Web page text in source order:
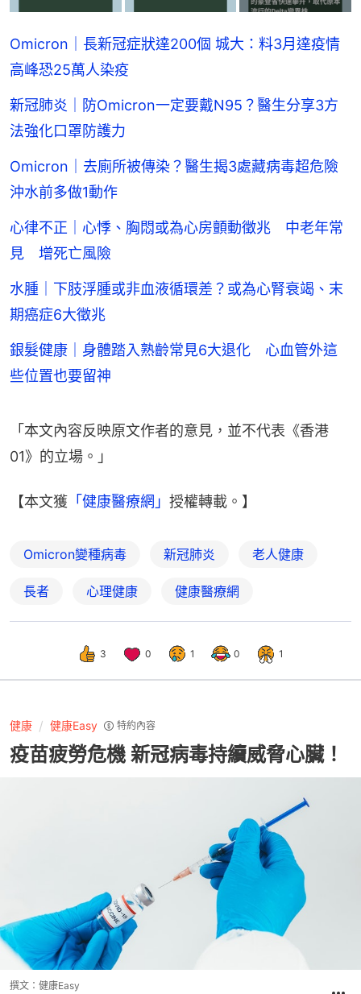
Omicron｜長新冠症狀達200個 城大：料3月達疫情
高峰恐25萬人染疫
新冠肺炎｜防Omicron一定要戴N95？醫生分享3方
法強化口罩防護力
Omicron｜去廁所被傳染？醫生揭3處藏病毒超危險
沖水前多做1動作
心律不正｜心悸、胸悶或為心房顫動徵兆 中老年常
見 增死亡風險
水腫｜下肢浮腫或非血液循環差？或為心腎衰竭、末
期癌症6大徵兆
銀髮健康｜身體踏入熟齡常見6大退化 心血管外這
些位置也要留神
「本文內容反映原文作者的意見，並不代表《香港
01》的立場。」
【本文獲 「健康醫療網」 授權轉載。】
Omicron變種病毒 新冠肺炎 老人健康
長者 心理健康 健康醫療網
3 0 1 0 1
健康 健康Easy 特約內容
疫苗疲勞危機 新冠病毒持續威脅心臟！
撰文： 健康Easy